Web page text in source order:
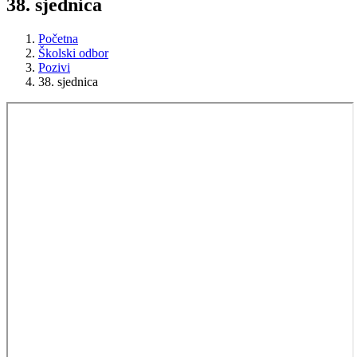
38. sjednica
Početna
Školski odbor
Pozivi
38. sjednica